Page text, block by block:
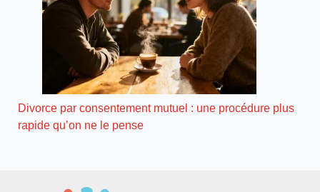
Divorce par consentement mutuel : une procédure plus
rapide qu’on ne le pense